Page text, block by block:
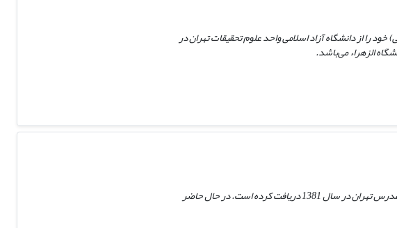
مالی) خود را از دانشگاه آزاد اسلامی واحد علوم تحقیقات تهران در
مرتضی عزتی متولد 1344 از شهر تهران، دوره دکتری رشته علوم اقتصادی خود را از دانشگاه تربیت مدرس تهران در سال 1381 دریافت کرده است. در حال حاضر